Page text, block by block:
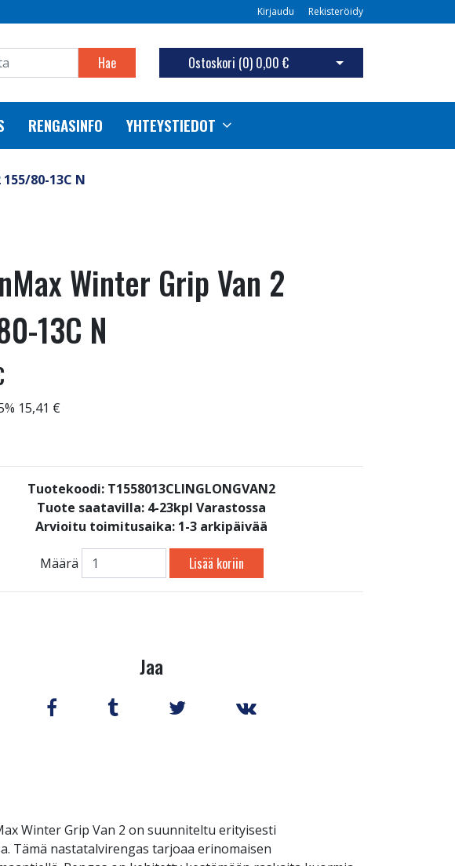
Kirjaudu Rekisteröidy
Hae Ostoskori (0) 0,00 € Avaa ostoskori
RENGASINFO YHTEYSTIEDOT
80-13C N
Winter Grip Van 2
13C N
15,41 €
Tuotekoodi: T1558013CLINGLONGVAN2
Tuote saatavilla: 4-23kpl Varastossa
Arvioitu toimitusaika: 1-3 arkipäivää
Määrä Lisää koriin
Jaa
Winter Grip Van 2 on suunniteltu erityisesti
Tämä nastatalvirengas tarjoaa erinomaisen